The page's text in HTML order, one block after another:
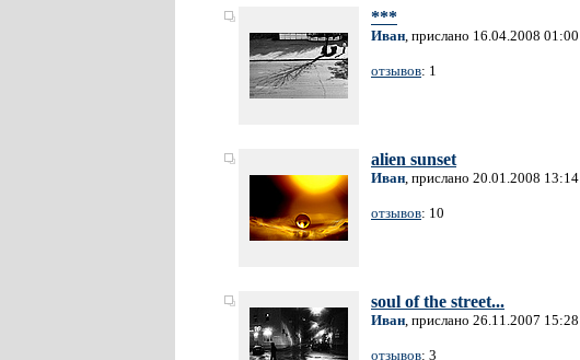
***
Иван, прислано 16.04.2008 01:00
отзывов: 1
alien sunset
Иван, прислано 20.01.2008 13:14
отзывов: 10
soul of the street...
Иван, прислано 26.11.2007 15:28
отзывов: 3